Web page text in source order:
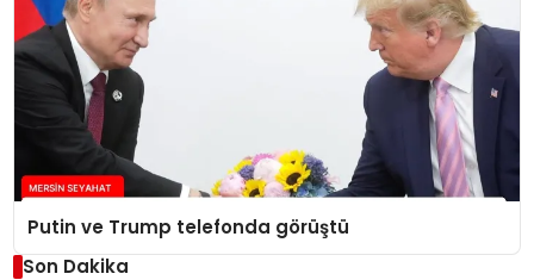
Putin ve Trump telefonda görüştü
Son Dakika